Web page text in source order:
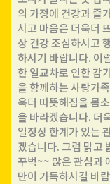
의 가정에 건강과 즐
시고 마음은 더욱더
상 건강 조심하시고
하시기 바랍니다. 이
한 일교차로 인한 감
을 함께하는 사랑가
욱더 따뜻해짐을 몸
을 바라겠습니다. 더
일정상 한계가 있는
겠습니다. 그럼 맑고
꾸벅~~ 많은 관심과
만이 가득하시길 바